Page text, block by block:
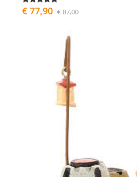
€ 77,90 € 87,00